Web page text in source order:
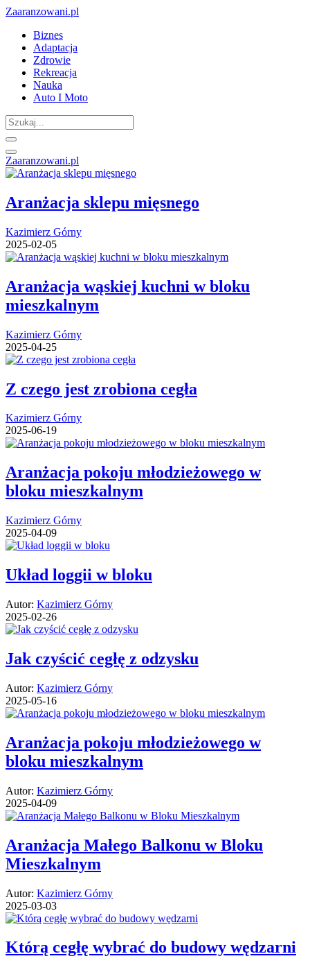
Zaaranzowani.pl
Biznes
Adaptacja
Zdrowie
Rekreacja
Nauka
Auto I Moto
Zaaranzowani.pl
Aranżacja sklepu mięsnego
Kazimierz Górny
2025-02-05
Aranżacja wąskiej kuchni w bloku
mieszkalnym
Kazimierz Górny
2025-04-25
Z czego jest zrobiona cegła
Kazimierz Górny
2025-06-19
Aranżacja pokoju młodzieżowego w
bloku mieszkalnym
Kazimierz Górny
2025-04-09
Układ loggii w bloku
Autor: Kazimierz Górny
2025-02-26
Jak czyścić cegłę z odzysku
Autor: Kazimierz Górny
2025-05-16
Aranżacja pokoju młodzieżowego w
bloku mieszkalnym
Autor: Kazimierz Górny
2025-04-09
Aranżacja Małego Balkonu w Bloku
Mieszkalnym
Autor: Kazimierz Górny
2025-03-03
Którą cegłę wybrać do budowy wędzarni